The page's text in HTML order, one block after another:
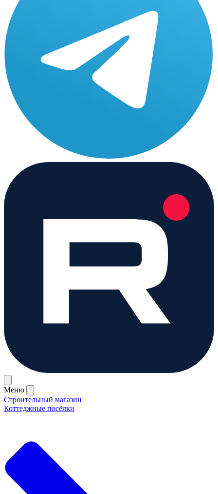
Меню
Строительный магазин
Коттеджные посёлки